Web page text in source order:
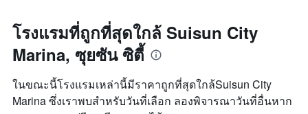
โรงแรมที่ถูกที่สุดใกล้ Suisun City
Marina, ซุยซัน ซิตี้
ในขณะนี้โรงแรมเหล่านี้มีราคาถูกที่สุดใกล้Suisun City
Marina ซึ่งเราพบสำหรับวันที่เลือก ลองพิจารณาวันที่อื่นหาก